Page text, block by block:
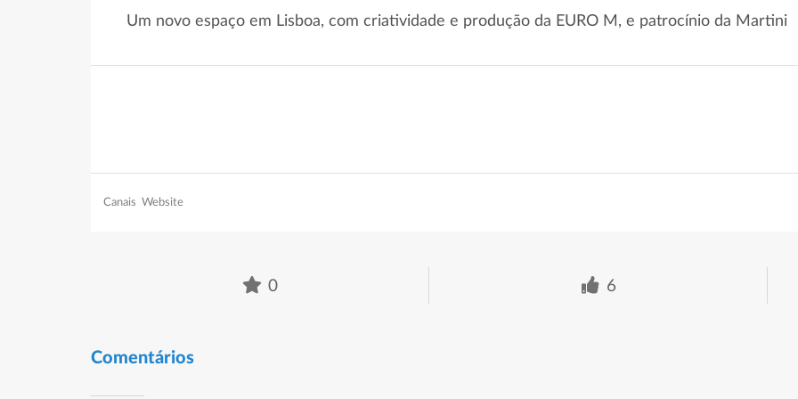
Um novo espaço em Lisboa, com criatividade e produção da EURO M, e patrocínio da Martini
Canais Website
0 6
Comentários